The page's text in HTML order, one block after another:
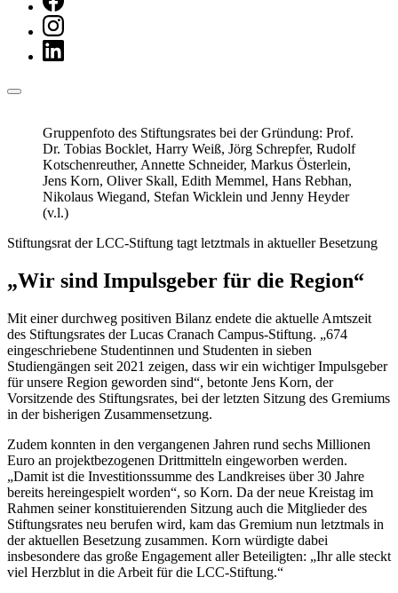
Gruppenfoto des Stiftungsrates bei der Gründung: Prof.
Dr. Tobias Bocklet, Harry Weiß, Jörg Schrepfer, Rudolf
Kotschenreuther, Annette Schneider, Markus Österlein,
Jens Korn, Oliver Skall, Edith Memmel, Hans Rebhan,
Nikolaus Wiegand, Stefan Wicklein und Jenny Heyder
(v.l.)
Stiftungsrat der LCC-Stiftung tagt letztmals in aktueller Besetzung
„Wir sind Impulsgeber für die Region“
Mit einer durchweg positiven Bilanz endete die aktuelle Amtszeit
des Stiftungsrates der Lucas Cranach Campus-Stiftung. „674
eingeschriebene Studentinnen und Studenten in sieben
Studiengängen seit 2021 zeigen, dass wir ein wichtiger Impulsgeber
für unsere Region geworden sind“, betonte Jens Korn, der
Vorsitzende des Stiftungsrates, bei der letzten Sitzung des Gremiums
in der bisherigen Zusammensetzung.
Zudem konnten in den vergangenen Jahren rund sechs Millionen
Euro an projektbezogenen Drittmitteln eingeworben werden.
„Damit ist die Investitionssumme des Landkreises über 30 Jahre
bereits hereingespielt worden“, so Korn. Da der neue Kreistag im
Rahmen seiner konstituierenden Sitzung auch die Mitglieder des
Stiftungsrates neu berufen wird, kam das Gremium nun letztmals in
der aktuellen Besetzung zusammen. Korn würdigte dabei
insbesondere das große Engagement aller Beteiligten: „Ihr alle steckt
viel Herzblut in die Arbeit für die LCC-Stiftung.“